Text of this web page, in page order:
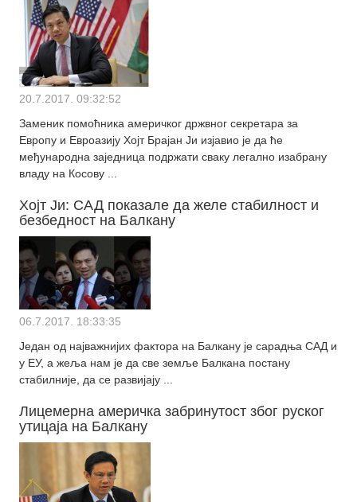
20.7.2017. 09:32:52
Заменик помоћника америчког држвног секретара за
Европу и Евроазију Хојт Брајан Ји изјавио је да ће
међународна заједница подржати сваку легално изабрану
владу на Косову ...
Хојт Ји: САД показале да желе стабилност и
безбедност на Балкану
06.7.2017. 18:33:35
Један од најважнијих фактора на Балкану је сарадња САД и
у ЕУ, а жеља нам је да све земље Балкана постану
стабилније, да се развијају ...
Лицемерна америчка забринутост због руског
утицаја на Балкану